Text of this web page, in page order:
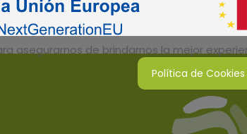
asegurarnos de brindarnos la mejor
Política de Cookies